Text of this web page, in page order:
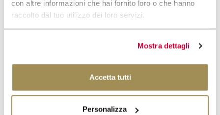
con altre informazioni che hai fornito loro o che hanno
raccolto dal tuo utilizzo dei loro servizi.
Mostra dettagli
Accetta tutti
Personalizza
filari. Per chi invece desidera ricevere il meglio
completa, dalle bollicine fresche del Pignoletto alle
riserve storiche di Sangiovese, con spedizioni
Non c’è modo migliore per onorare la cucina